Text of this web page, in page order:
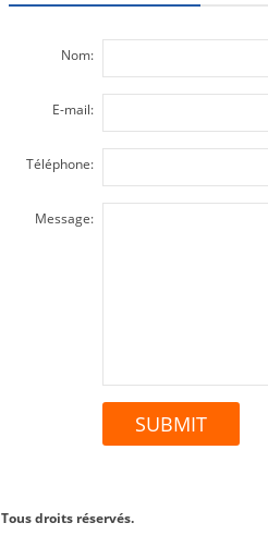
Nom:
E-mail:
Téléphone:
Message:
Tous droits réservés.